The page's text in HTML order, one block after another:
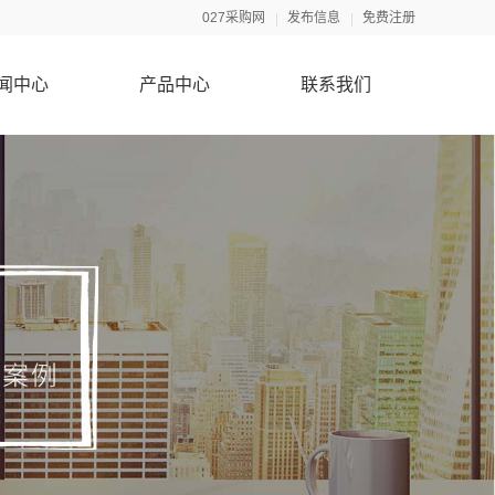
027采购网 发布信息 免费注册
中心 产品中心 联系我们